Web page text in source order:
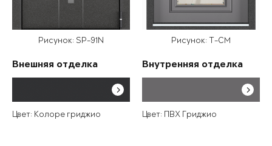
Рисунок: SP-91N
Внешняя отделка
Цвет: Колоре гриджио
Рисунок: T-CM
Внутренняя отделка
Цвет: ПВХ Гриджио